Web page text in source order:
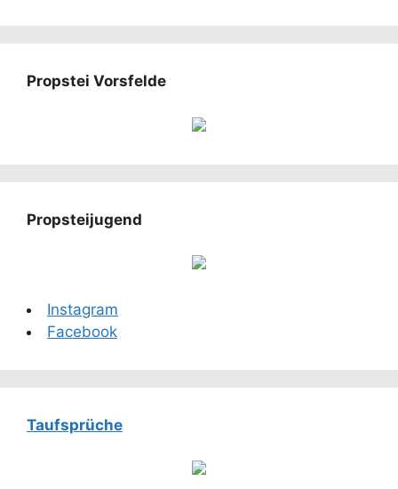
Propstei Vorsfelde
Propsteijugend
Instagram
Facebook
Taufsprüche